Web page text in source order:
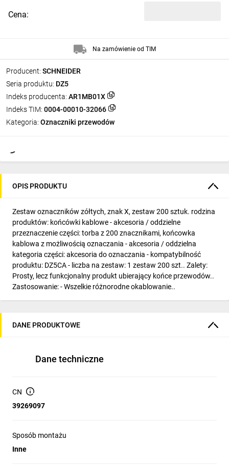
Producent: SCHNEIDER
Seria produktu: DZ5
Indeks producenta: AR1MB01X
Indeks TIM: 0004-00010-32066
Kategoria: Oznaczniki przewodów
Cena:
Na zamówienie od TIM
OPIS PRODUKTU
Zestaw oznaczników zółtych, znak X, zestaw 200 sztuk. rodzina
produktów: końcówki kablowe - akcesoria / oddzielne
przeznaczenie części: torba z 200 znacznikami, końcowka
kablowa z możliwością oznaczania - akcesoria / oddzielna
kategoria części: akcesoria do oznaczania - kompatybilność
produktu: DZ5CA - liczba na zestaw: 1 zestaw 200 szt.. Zalety:
Prosty, lecz funkcjonalny produkt ubierający końce przewodów..
Zastosowanie: - Wszelkie różnorodne okablowanie..
DANE PRODUKTOWE
Dane techniczne
CN
39269097
Sposób montażu
Inne